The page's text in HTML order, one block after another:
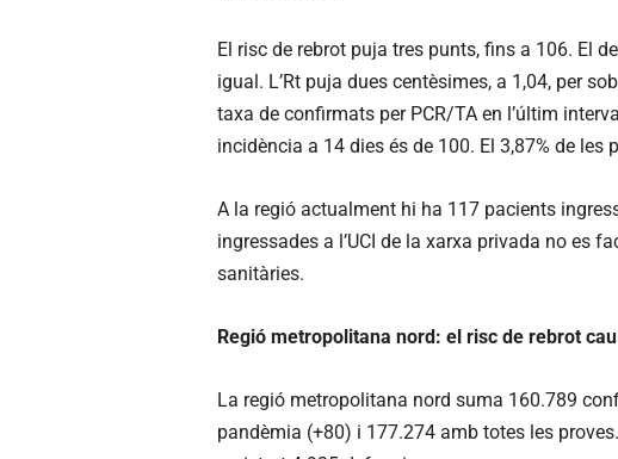
El risc de rebrot puja tres punts, fins a 106. El
igual. L’Rt puja dues centèsimes, a 1,04, per
taxa de confirmats per PCR/TA en l’últim
incidència a 14 dies és de 100. El 3,87% de les
A la regió actualment hi ha 117 pacients
ingressades a l’UCI de la xarxa privada no es
sanitàries.
Regió metropolitana nord: el risc de rebrot
La regió metropolitana nord suma 160.789
pandèmia (+80) i 177.274 amb totes les